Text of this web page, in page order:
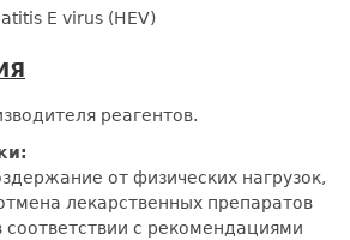
Е virus (HЕV)
реагентов.
от физических нагрузок,
лекарственных препаратов
соответствии с рекомендациями